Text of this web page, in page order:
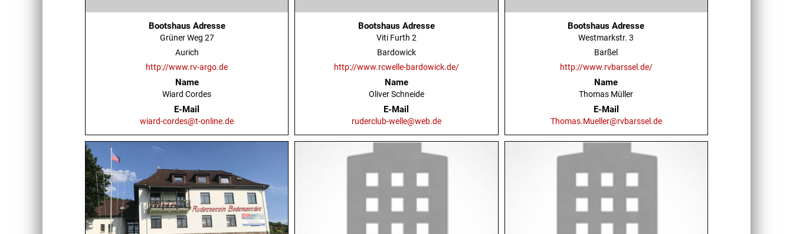
Bootshaus Adresse
Grüner Weg 27
Aurich
http://www.rv-argo.de
Name
Wiard Cordes
E-Mail
wiard-cordes@t-online.de
Bootshaus Adresse
Viti Furth 2
Bardowick
http://www.rcwelle-bardowick.de/
Name
Oliver Schneide
E-Mail
ruderclub-welle@web.de
Bootshaus Adresse
Westmarkstr. 3
Barßel
http://www.rvbarssel.de/
Name
Thomas Müller
E-Mail
Thomas.Mueller@rvbarssel.de